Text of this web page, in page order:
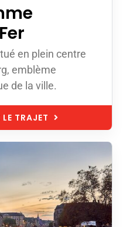
en plein centre
emblème
de la ville.
TRAJET